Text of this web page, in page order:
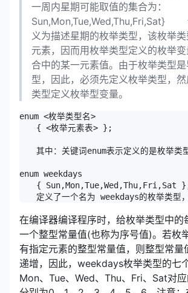
一周内星期可能取值的集合为
Sun,Mon,Tue,Wed,Thu,Fri,Sat}
义为描述星期的枚举类型，该枚举
元素，因而用枚举类型定义的枚举
合中的某一元素值。由于枚举类型
型，因此，必须先定义枚举类型，
类型定义枚举型变量。
enum <枚举类型名>
{ <枚举元素表> };
其中：关键词enum表示定义的是枚举类
enum weekdays
{ Sun,Mon,Tue,Wed,Thu,Fri,Sat
定义了一个名为 weekdays的枚举类型，
在编译器编译程序时，给枚举类型中的
一个整型常量值(也称为序号值)。若枚
有指定元素的整型常量值，则整型常量
递增，因此，weekdays枚举类型的七
Mon、Tue、Wed、Thu、Fri、Sat对